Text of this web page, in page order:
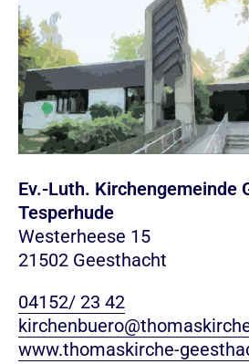
Ev.-Luth. Kirchengemeinde
Tesperhude
Westerheese 15
21502 Geesthacht
04152/ 23 42
www.thomaskirche-